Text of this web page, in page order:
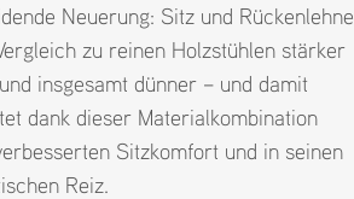
Neuerung: Sitz und Rückenlehne
zu reinen Holzstühlen stärker
insgesamt dünner – und damit
dank dieser Materialkombination
Sitzkomfort und in seinen
Reiz.